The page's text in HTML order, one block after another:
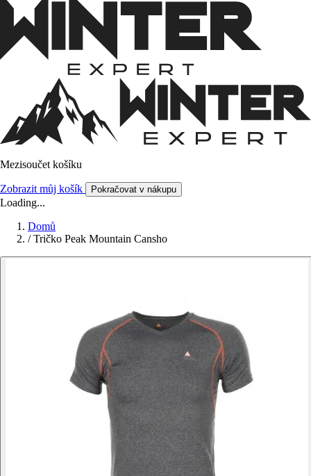
Mezisoučet košíku
Zobrazit můj košík Pokračovat v nákupu
Loading...
Domů
/ Tričko Peak Mountain Cansho